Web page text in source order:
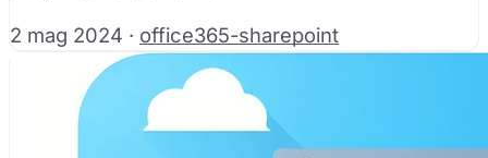
2 mag 2024 · office365-sharepoint